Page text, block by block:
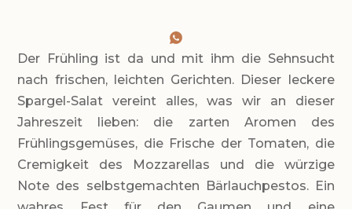
Der Frühling ist da und mit ihm die Sehnsucht
nach frischen, leichten Gerichten. Dieser leckere
Spargel-Salat vereint alles, was wir an dieser
Jahreszeit lieben: die zarten Aromen des
Frühlingsgemüses, die Frische der Tomaten, die
Cremigkeit des Mozzarellas und die würzige
Note des selbstgemachten Bärlauchpestos. Ein